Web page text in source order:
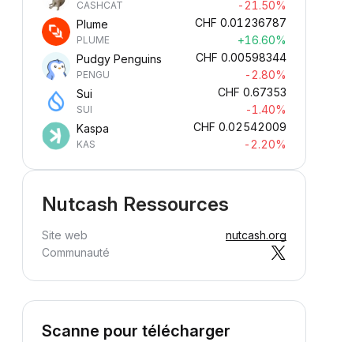
CASHCAT
-21.50%
Plume
PLUME
CHF 0.01236787
+16.60%
Pudgy Penguins
PENGU
CHF 0.00598344
-2.80%
Sui
SUI
CHF 0.67353
-1.40%
Kaspa
KAS
CHF 0.02542009
-2.20%
Nutcash Ressources
Site web
nutcash.org
Communauté
Scanne pour télécharger